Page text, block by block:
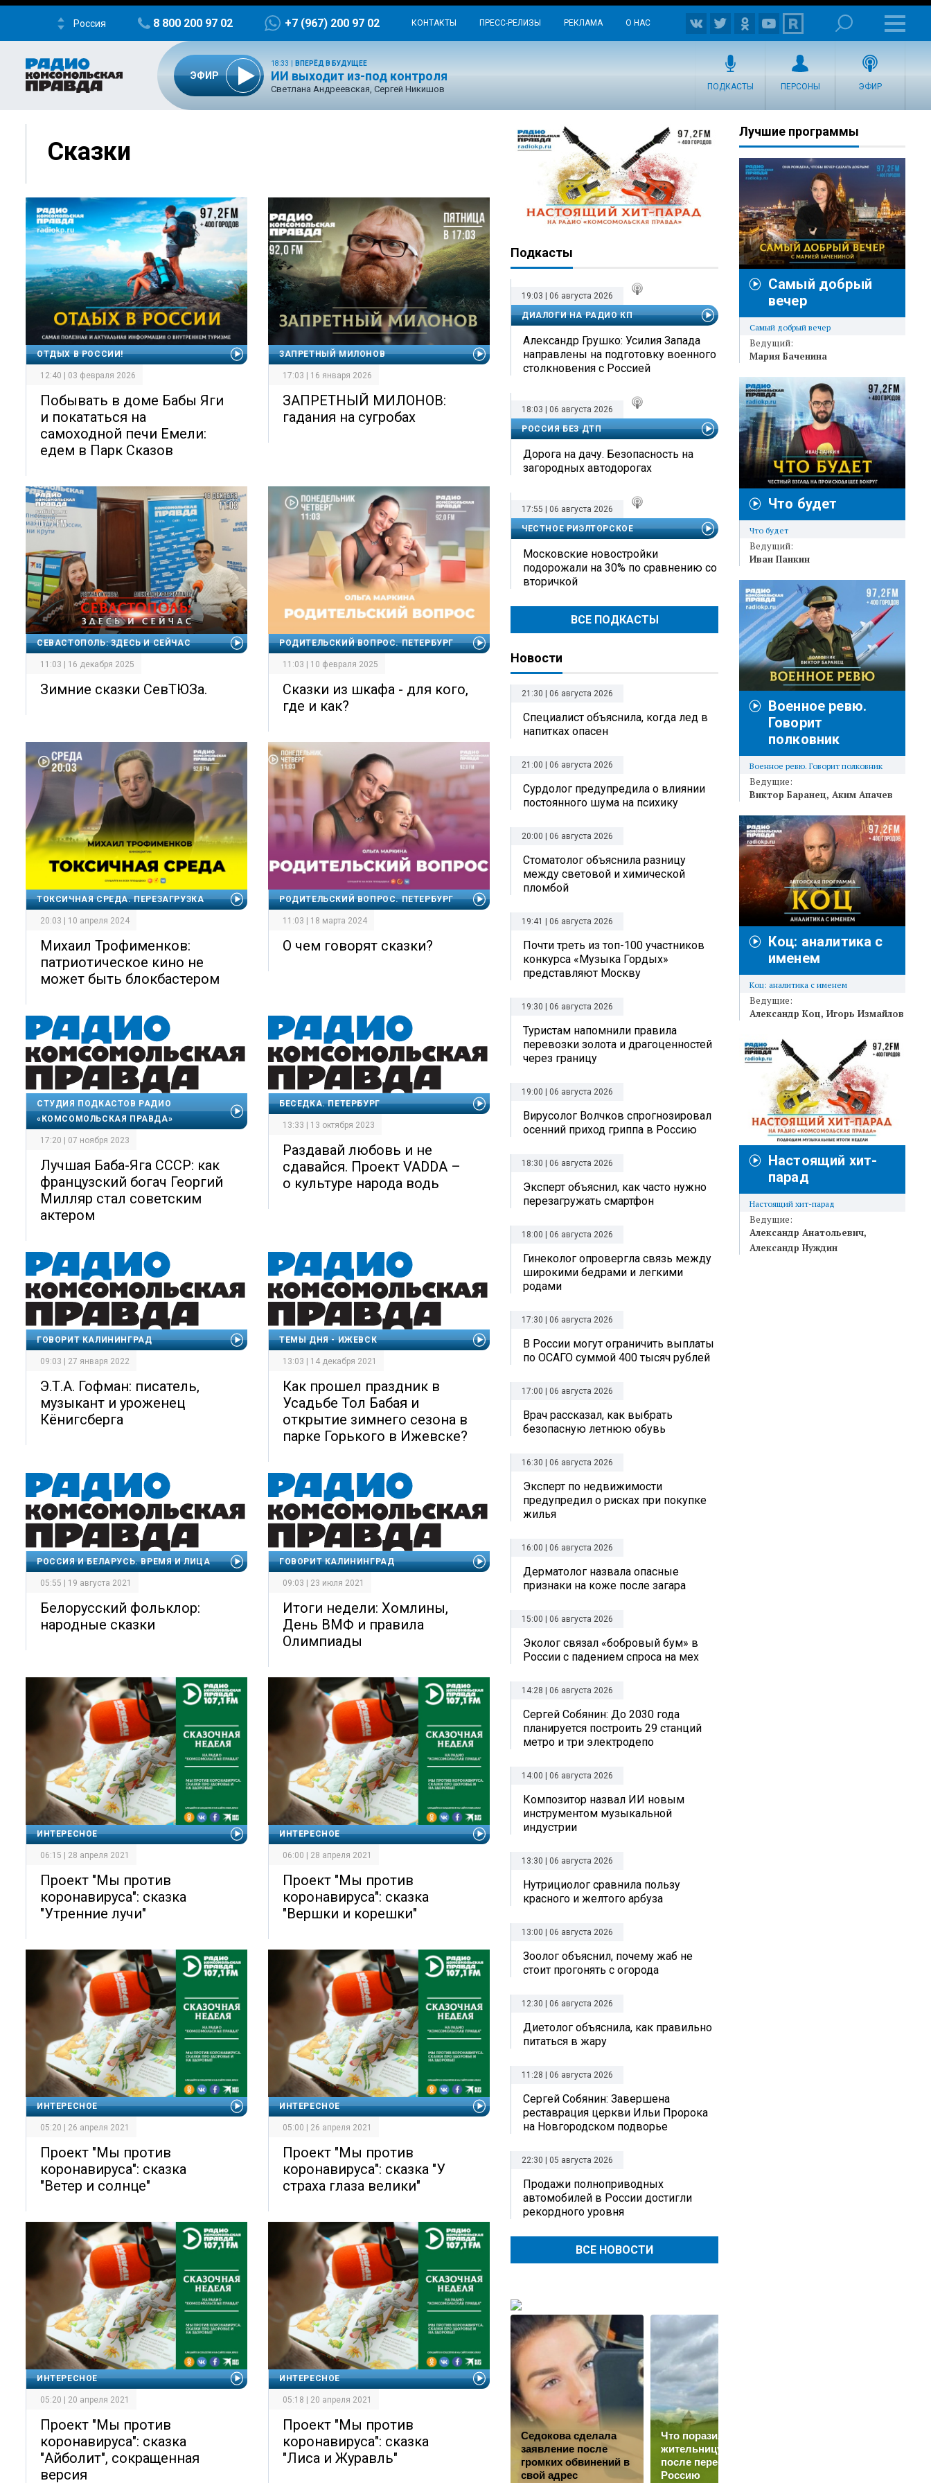
Россия 8 800 200 97 02 +7 (967) 200 97 02 КОНТАКТЫ ПРЕСС-РЕЛИЗЫ РЕКЛАМА О НАС
ЭФИР
18:33 ВПЕРЁД В БУДУЩЕЕ
ИИ выходит из-под контроля
Светлана Андреевская, Сергей Никишов ПОДКАСТЫ ПЕРСОНЫ ЭФИР
Сказки
ОТДЫХ В РОССИИ!
12:40 | 03 февраля 2026
Побывать в доме Бабы Яги
и покататься на
самоходной печи Емели:
едем в Парк Сказов
ЗАПРЕТНЫЙ МИЛОНОВ
17:03 | 16 января 2026
ЗАПРЕТНЫЙ МИЛОНОВ:
гадания на сугробах
СЕВАСТОПОЛЬ: ЗДЕСЬ И СЕЙЧАС
11:03 | 16 декабря 2025
Зимние сказки СевТЮЗа.
РОДИТЕЛЬСКИЙ ВОПРОС. ПЕТЕРБУРГ
11:03 | 10 февраля 2025
Сказки из шкафа - для кого,
где и как?
ТОКСИЧНАЯ СРЕДА. ПЕРЕЗАГРУЗКА
20:03 | 10 апреля 2024
Михаил Трофименков:
патриотическое кино не
может быть блокбастером
РОДИТЕЛЬСКИЙ ВОПРОС. ПЕТЕРБУРГ
11:03 | 18 марта 2024
О чем говорят сказки?
СТУДИЯ ПОДКАСТОВ РАДИО
«КОМСОМОЛЬСКАЯ ПРАВДА»
17:20 | 07 ноября 2023
Лучшая Баба-Яга СССР: как
французский богач Георгий
Милляр стал советским
актером
БЕСЕДКА. ПЕТЕРБУРГ
13:33 | 13 октября 2023
Раздавай любовь и не
сдавайся. Проект VADDA –
о культуре народа водь
ГОВОРИТ КАЛИНИНГРАД
09:03 | 27 января 2022
Э.Т.А. Гофман: писатель,
музыкант и уроженец
Кёнигсберга
ТЕМЫ ДНЯ - ИЖЕВСК
13:03 | 14 декабря 2021
Как прошел праздник в
Усадьбе Тол Бабая и
открытие зимнего сезона в
парке Горького в Ижевске?
РОССИЯ И БЕЛАРУСЬ. ВРЕМЯ И ЛИЦА
05:55 | 19 августа 2021
Белорусский фольклор:
народные сказки
ГОВОРИТ КАЛИНИНГРАД
09:03 | 23 июля 2021
Итоги недели: Хомлины,
День ВМФ и правила
Олимпиады
ИНТЕРЕСНОЕ
06:15 | 28 апреля 2021
Проект "Мы против
коронавируса": сказка
"Утренние лучи"
ИНТЕРЕСНОЕ
06:00 | 28 апреля 2021
Проект "Мы против
коронавируса": сказка
"Вершки и корешки"
ИНТЕРЕСНОЕ
05:20 | 26 апреля 2021
Проект "Мы против
коронавируса": сказка
"Ветер и солнце"
ИНТЕРЕСНОЕ
05:00 | 26 апреля 2021
Проект "Мы против
коронавируса": сказка "У
страха глаза велики"
ИНТЕРЕСНОЕ
05:20 | 20 апреля 2021
Проект "Мы против
коронавируса": сказка
"Айболит", сокращенная
версия
ИНТЕРЕСНОЕ
05:18 | 20 апреля 2021
Проект "Мы против
коронавируса": сказка
"Лиса и Журавль"
Подкасты
19:03 | 06 августа 2026
ДИАЛОГИ НА РАДИО КП
Александр Грушко: Усилия Запада
направлены на подготовку военного
столкновения с Россией
18:03 | 06 августа 2026
РОССИЯ БЕЗ ДТП
Дорога на дачу. Безопасность на
загородных автодорогах
17:55 | 06 августа 2026
ЧЕСТНОЕ РИЭЛТОРСКОЕ
Московские новостройки
подорожали на 30% по сравнению со
вторичкой
ВСЕ ПОДКАСТЫ
Новости
21:30 | 06 августа 2026
Специалист объяснила, когда лед в
напитках опасен
21:00 | 06 августа 2026
Сурдолог предупредила о влиянии
постоянного шума на психику
20:00 | 06 августа 2026
Стоматолог объяснила разницу
между световой и химической
пломбой
19:41 | 06 августа 2026
Почти треть из топ-100 участников
конкурса «Музыка Гордых»
представляют Москву
19:30 | 06 августа 2026
Туристам напомнили правила
перевозки золота и драгоценностей
через границу
19:00 | 06 августа 2026
Вирусолог Волчков спрогнозировал
осенний приход гриппа в Россию
18:30 | 06 августа 2026
Эксперт объяснил, как часто нужно
перезагружать смартфон
18:00 | 06 августа 2026
Гинеколог опровергла связь между
широкими бедрами и легкими
родами
17:30 | 06 августа 2026
В России могут ограничить выплаты
по ОСАГО суммой 400 тысяч рублей
17:00 | 06 августа 2026
Врач рассказал, как выбрать
безопасную летнюю обувь
16:30 | 06 августа 2026
Эксперт по недвижимости
предупредил о рисках при покупке
жилья
16:00 | 06 августа 2026
Дерматолог назвала опасные
признаки на коже после загара
15:00 | 06 августа 2026
Эколог связал «бобровый бум» в
России с падением спроса на мех
14:28 | 06 августа 2026
Сергей Собянин: До 2030 года
планируется построить 29 станций
метро и три электродепо
14:00 | 06 августа 2026
Композитор назвал ИИ новым
инструментом музыкальной
индустрии
13:30 | 06 августа 2026
Нутрициолог сравнила пользу
красного и желтого арбуза
13:00 | 06 августа 2026
Зоолог объяснил, почему жаб не
стоит прогонять с огорода
12:30 | 06 августа 2026
Диетолог объяснила, как правильно
питаться в жару
11:28 | 06 августа 2026
Сергей Собянин: Завершена
реставрация церкви Ильи Пророка
на Новгородском подворье
22:30 | 05 августа 2026
Продажи полноприводных
автомобилей в России достигли
рекордного уровня
ВСЕ НОВОСТИ
Седокова сделала
заявление после
громких обвинений в
свой адрес
Что поразило
жительницу Эстонии
после переезда в
Россию
Лучшие программы
Самый добрый
вечер
Самый добрый вечер
Ведущий:
Мария Баченина
Что будет
Что будет
Ведущий:
Иван Панкин
Военное ревю.
Говорит
полковник
Военное ревю. Говорит полковник
Ведущие:
Виктор Баранец Аким Апачев
Коц: аналитика с
именем
Коц: аналитика с именем
Ведущие:
Александр Коц Игорь Измайлов
Настоящий хит-
парад
Настоящий хит-парад
Ведущие:
Александр Анатольевич
Александр Нуждин